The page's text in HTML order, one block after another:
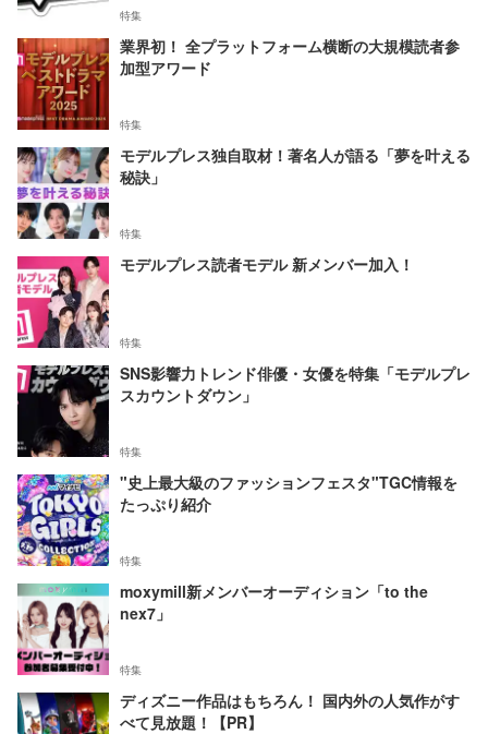
特集
業界初！ 全プラットフォーム横断の大規模読者参
加型アワード
特集
モデルプレス独自取材！著名人が語る「夢を叶える
秘訣」
特集
モデルプレス読者モデル 新メンバー加入！
特集
SNS影響力トレンド俳優・女優を特集「モデルプレ
スカウントダウン」
特集
"史上最大級のファッションフェスタ"TGC情報を
たっぷり紹介
特集
moxymill新メンバーオーディション「to the
nex7」
特集
ディズニー作品はもちろん！ 国内外の人気作がす
べて見放題！【PR】